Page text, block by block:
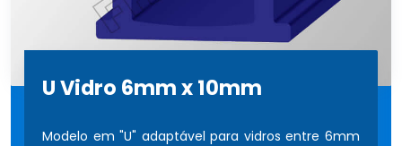
U Vidro 6mm x 10mm
Modelo em "U" adaptável para vidros entre 6mm